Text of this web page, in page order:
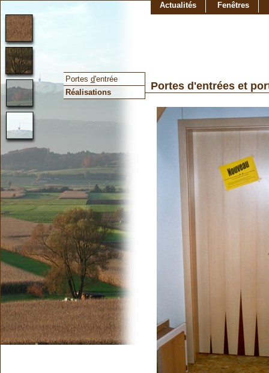
Actualités Fenêtres
Portes d'entrée
Réalisations
Portes d'entrées et